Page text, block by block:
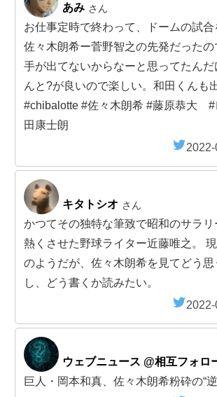
あみ さん
お仕事定時で終わって、ドームの試合
佐々木朗希ー菅野智之の先発だったの
手が出てないからなーと思ってたんだ
んと?が良いので楽しい。和田くんも
#chibalotte #佐々木朗希 #藤原恭大 #
田康士朗
キタトシオ さん
かつてその独特な筆致で昭和のサラ
熱くさせた野球ライター近藤唯之。
のようだが、佐々木朗希を見てどう
し、どう書くか読みたい。
ウェブニュース @相互フォロ
巨人・岡本和真、佐々木朗希粉砕の“